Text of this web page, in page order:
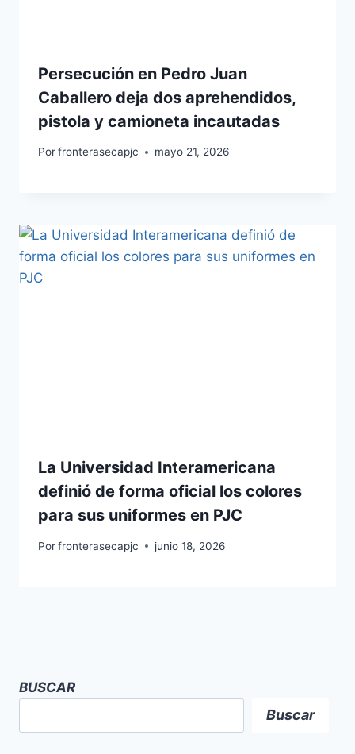
Persecución en Pedro Juan
Caballero deja dos aprehendidos,
pistola y camioneta incautadas
Porfronterasecapjc mayo 21, 2026
La Universidad Interamericana
definió de forma oficial los colores
para sus uniformes en PJC
Porfronterasecapjc junio 18, 2026
BUSCAR
Buscar